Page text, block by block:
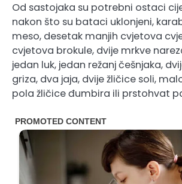
Od sastojaka su potrebni ostaci
nakon što su bataci uklonjeni,
meso, desetak manjih cvjetova
cvjetova brokule, dvije mrkve
jedan luk, jedan režanj češnjaka,
griza, dva jaja, dvije žličice soli,
pola žličice đumbira ili prstohvat